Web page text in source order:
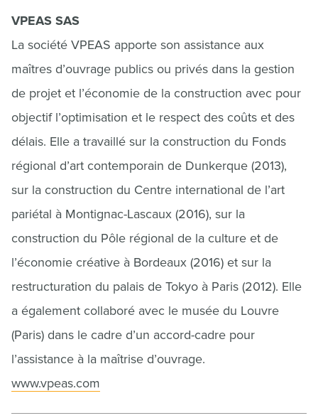
VPEAS SAS
La société VPEAS apporte son assistance aux
maîtres d’ouvrage publics ou privés dans la gestion
de projet et l’économie de la construction avec pour
objectif l’optimisation et le respect des coûts et des
délais. Elle a travaillé sur la construction du Fonds
régional d’art contemporain de Dunkerque (2013),
sur la construction du Centre international de l’art
pariétal à Montignac-Lascaux (2016), sur la
construction du Pôle régional de la culture et de
l’économie créative à Bordeaux (2016) et sur la
restructuration du palais de Tokyo à Paris (2012). Elle
a également collaboré avec le musée du Louvre
(Paris) dans le cadre d’un accord-cadre pour
l’assistance à la maîtrise d’ouvrage.
www.vpeas.com